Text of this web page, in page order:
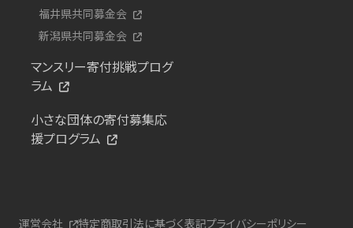
福井県共同募金会
新潟県共同募金会
マンスリー寄付挑戦プログ
ラム
小さな団体の寄付募集応
援プログラム
運営会社 特定商取引法に基づく表記プライバシーポリシー